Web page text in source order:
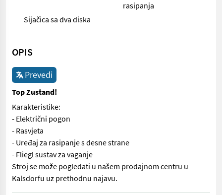
rasipanja
Sijačica sa dva diska
OPIS
Prevedi
Top Zustand!
Karakteristike:
- Električni pogon
- Rasvjeta
- Uređaj za rasipanje s desne strane
- Fliegl sustav za vaganje
Stroj se može pogledati u našem prodajnom centru u
Kalsdorfu uz prethodnu najavu.
Karakteristike: - Električni pogon - Rasvjeta - Uređaj za